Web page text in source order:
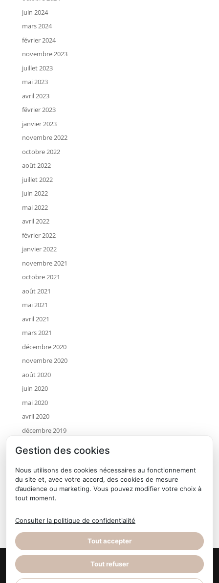
juin 2024
mars 2024
février 2024
novembre 2023
juillet 2023
mai 2023
avril 2023
février 2023
janvier 2023
novembre 2022
octobre 2022
août 2022
juillet 2022
juin 2022
mai 2022
avril 2022
février 2022
janvier 2022
novembre 2021
octobre 2021
août 2021
mai 2021
avril 2021
mars 2021
décembre 2020
novembre 2020
août 2020
juin 2020
mai 2020
avril 2020
décembre 2019
juillet 2019
mai 2019
avril 2019
© Terre d'Horizon Auvergne- Site réalisé par l'
Gestion des cookies
Nous utilisons des cookies nécessaires au fonctionnement
du site et, avec votre accord, des cookies de mesure
d’audience ou marketing. Vous pouvez modifier votre choix à
tout moment.
Consulter la politique de confidentialité
Tout accepter
Tout refuser